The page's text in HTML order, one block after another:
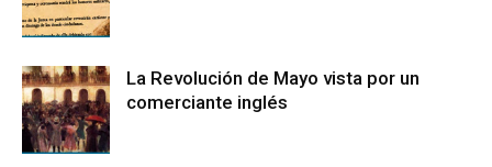
La Revolución de Mayo vista por un
comerciante inglés